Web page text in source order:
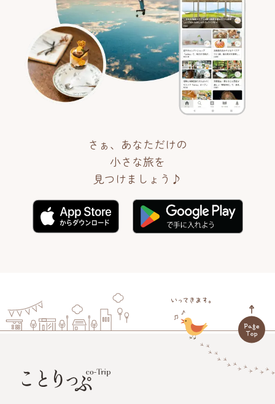
さぁ、あなただけの
小さな旅を
見つけましょう♪